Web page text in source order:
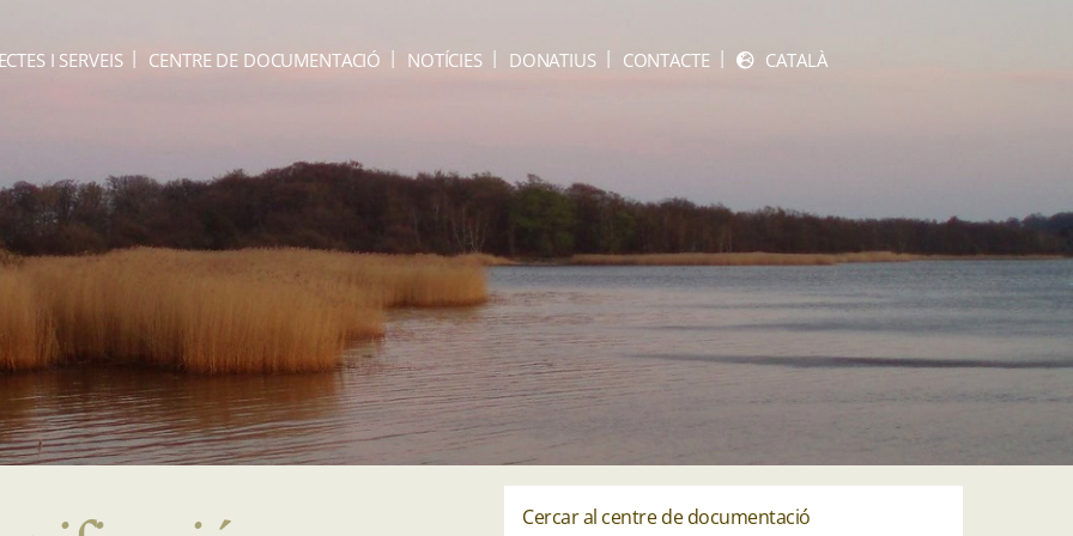
I SERVEIS CENTRE DE DOCUMENTACIÓ NOTÍCIES DONATIUS CONTACTE CATALÀ
Cercar al centre de documentació